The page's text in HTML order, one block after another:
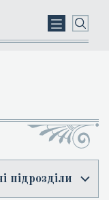
підрозділи